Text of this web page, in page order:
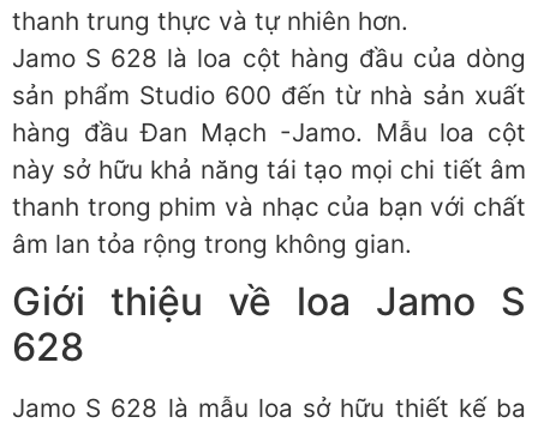
thanh trung thực và tự nhiên hơn.
Jamo S 628 là loa cột hàng đầu của dòng
sản phẩm Studio 600 đến từ nhà sản xuất
hàng đầu Đan Mạch -Jamo. Mẫu loa cột
này sở hữu khả năng tái tạo mọi chi tiết âm
thanh trong phim và nhạc của bạn với chất
âm lan tỏa rộng trong không gian.
Giới thiệu về loa Jamo S
628
Jamo S 628 là mẫu loa sở hữu thiết kế ba